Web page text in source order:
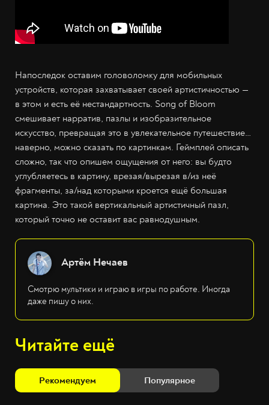
Напоследок оставим головоломку для мобильных
устройств, которая захватывает своей артистичностью —
в этом и есть её нестандартность. Song of Bloom
смешивает нарратив, пазлы и изобразительное
искусство, превращая это в увлекательное путешествие…
наверно, можно сказать по картинкам. Геймплей описать
сложно, так что опишем ощущения от него: вы будто
углубляетесь в картину, врезая/вырезая в/из неё
фрагменты, за/над которыми кроется ещё большая
картина. Это такой вертикальный артистичный пазл,
который точно не оставит вас равнодушным.
Артём Нечаев
Смотрю мультики и играю в игры по работе. Иногда
даже пишу о них.
Читайте ещё
Рекомендуем Популярное